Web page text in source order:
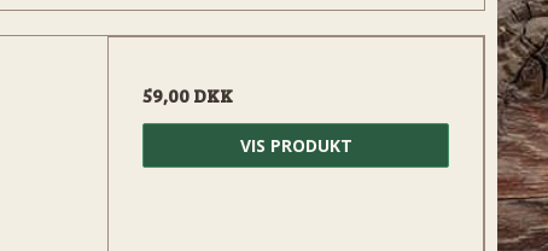
59,00 DKK
VIS PRODUKT